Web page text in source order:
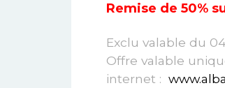
Remise de 50%
Exclu valable du
Offre valable
internet :